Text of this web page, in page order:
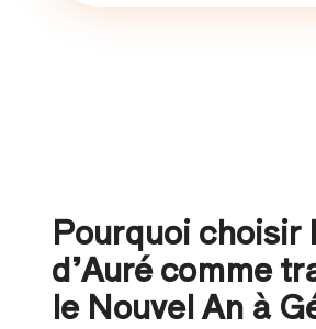
Pourquoi choisir
d’Auré comme
le Nouvel An à